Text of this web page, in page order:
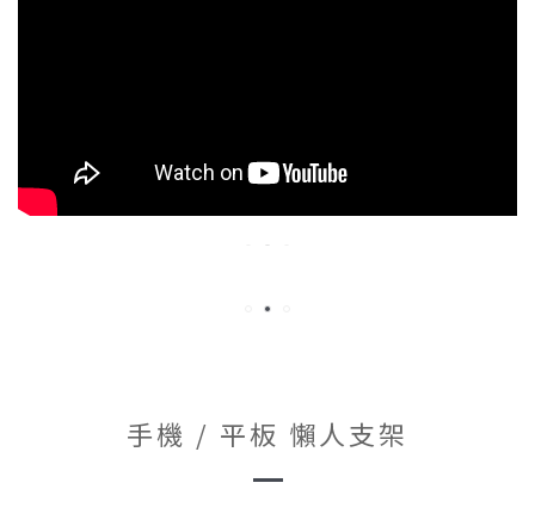
手機 / 平板 懶人支架